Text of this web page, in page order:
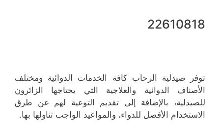
22610818
توفر صيدلية الرحاب كافة الخدمات الدوائية ومختلف
الأصناف الدوائية والعلاجية التي يحتاجها الزائرون
للصيدلية، بالإضافة إلى تقديم التوعية لهم عن طرق
الاستخدام الأفضل للدواء، والمواعيد الواجب تناولها بها.